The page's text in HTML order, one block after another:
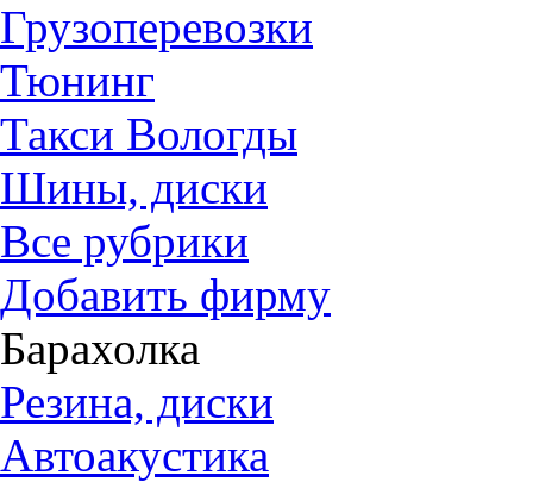
Грузоперевозки
Тюнинг
Такси Вологды
Шины, диски
Все рубрики
Добавить фирму
Барахолка
Резина, диски
Автоакустика